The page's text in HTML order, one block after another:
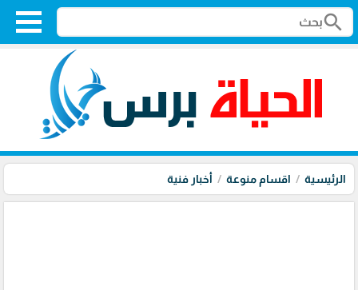
search
الرئيسية اقسام منوعة أخبار فنية